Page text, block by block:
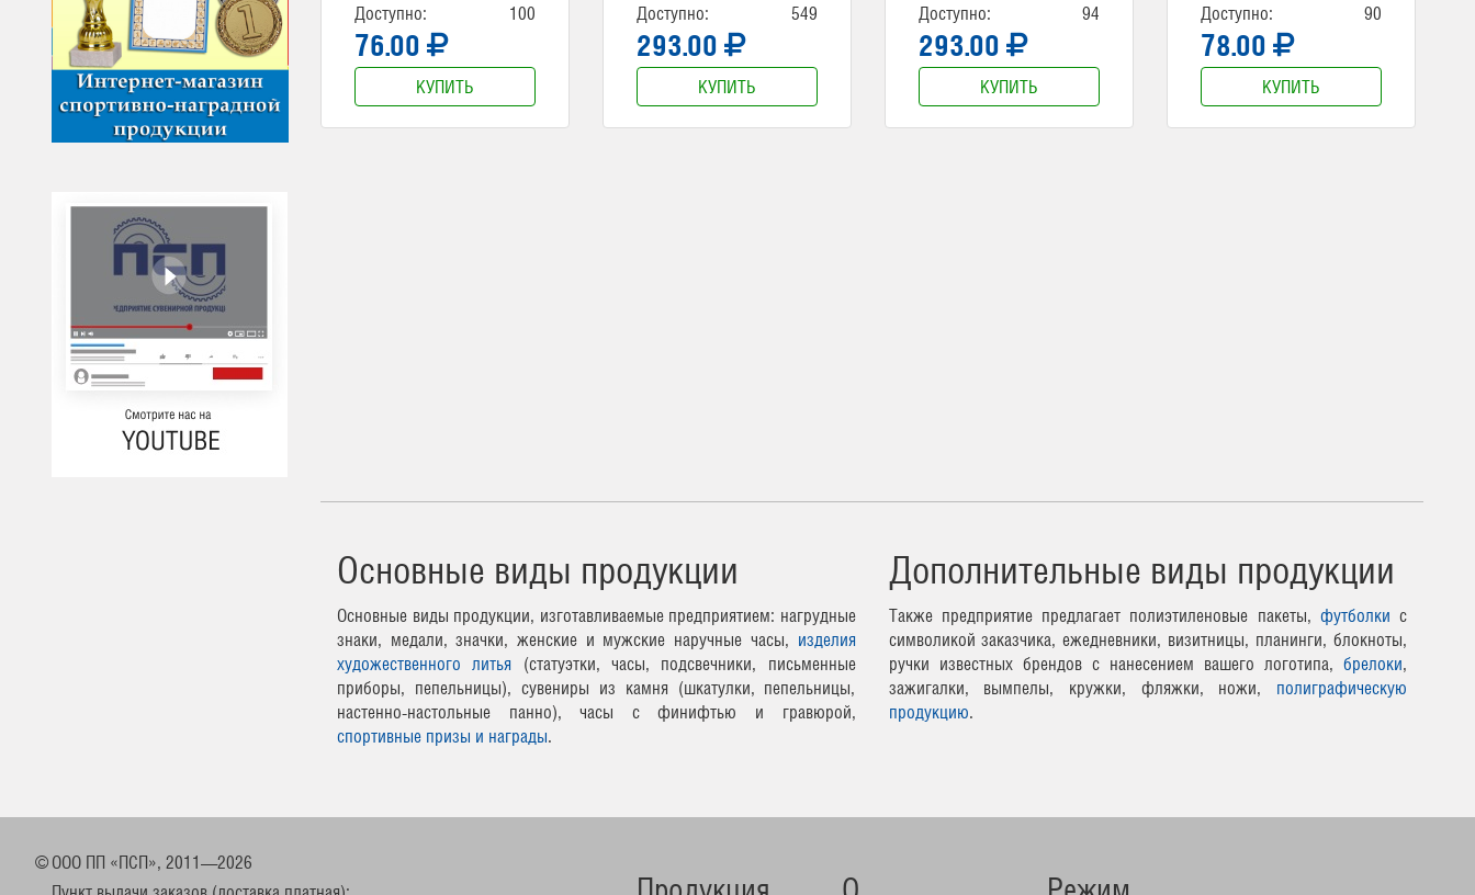
Доступно:
100
76.00
КУПИТЬ
Доступно: 549
293.00
КУПИТЬ
Доступно: 94
293.00
КУПИТЬ
Доступно: 90
78.00
КУПИТЬ
Основные виды продукции
Основные виды продукции, изготавливаемые предприятием: нагрудные
знаки, медали, значки, женские и мужские наручные часы, изделия
художественного литья (статуэтки, часы, подсвечники, письменные
приборы, пепельницы), сувениры из камня (шкатулки, пепельницы,
настенно-настольные панно), часы с финифтью и гравюрой,
спортивные призы и награды.
Дополнительные виды продукции
Также предприятие предлагает полиэтиленовые пакеты, футболки с
символикой заказчика, ежедневники, визитницы, планинги, блокноты,
ручки известных брендов с нанесением вашего логотипа, брелоки,
зажигалки, вымпелы, кружки, фляжки, ножи, полиграфическую
продукцию.
© ООО ПП «ПСП», 2011—2026